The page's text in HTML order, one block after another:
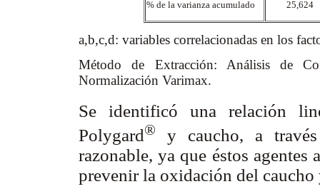
% de la varianza acumulado 25,624
a,b,c,d: variables correlacionadas en los
Método de Extracción: Análisis de
Normalización Varimax.
Se identificó una relación
Polygard®
y caucho, a
razonable, ya que éstos
prevenir la oxidación del